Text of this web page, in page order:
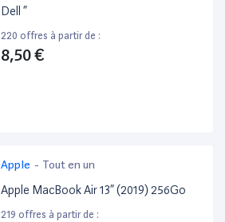
Dell ”
220 offres à partir de :
8,50 €
Apple - Tout en un
Apple MacBook Air 13” (2019) 256Go
219 offres à partir de :